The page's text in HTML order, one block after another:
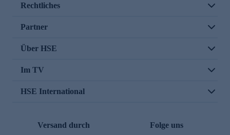
Rechtliches
Partner
Über HSE
Im TV
HSE International
Versand durch Folge uns